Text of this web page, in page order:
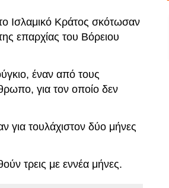
Ισλαμικό Κράτος σκότωσαν
επαρχίας του Βόρειου
έναν από τους
για τον οποίο δεν
για τουλάχιστον δύο μήνες
τρεις με εννέα μήνες.